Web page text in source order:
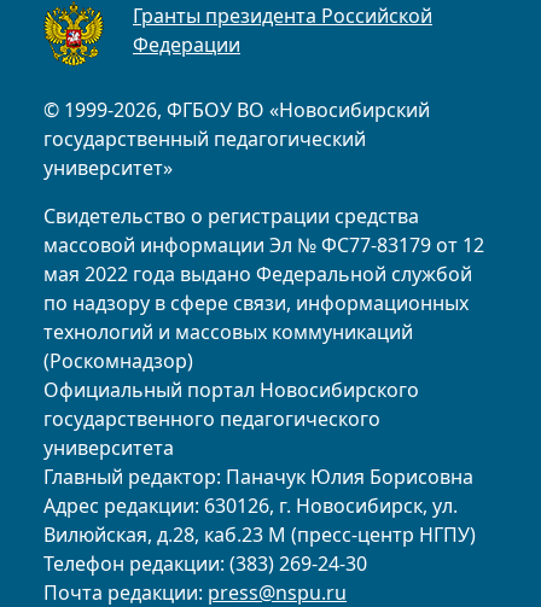
© 1999-2026, ФГБОУ ВО «Новосибирский
государственный педагогический
университет»
Свидетельство о регистрации средства
массовой информации Эл № ФС77-83179 от 12
мая 2022 года выдано Федеральной службой
по надзору в сфере связи, информационных
технологий и массовых коммуникаций
(Роскомнадзор)
Официальный портал Новосибирского
государственного педагогического
университета
Главный редактор: Паначук Юлия Борисовна
Адрес редакции: 630126, г. Новосибирск, ул.
Вилюйская, д.28, каб.23 М (пресс-центр НГПУ)
Телефон редакции: (383) 269-24-30
Почта редакции: press@nspu.ru
Гранты президента Российской
Федерации